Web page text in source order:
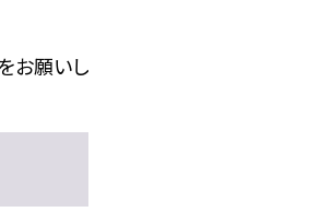
お願いし